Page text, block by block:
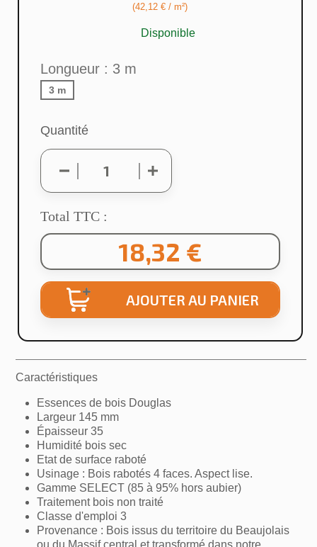
(42,12 € / m²)
Disponible
Longueur : 3 m
3 m
Quantité
Total TTC :
18,32 €
AJOUTER AU PANIER
Caractéristiques
Essences de bois Douglas
Largeur 145 mm
Épaisseur 35
Humidité bois sec
Etat de surface raboté
Usinage : Bois rabotés 4 faces. Aspect lise.
Gamme SELECT (85 à 95% hors aubier)
Traitement bois non traité
Classe d'emploi 3
Provenance : Bois issus du territoire du Beaujolais
Créer une liste d'envies
Annuler